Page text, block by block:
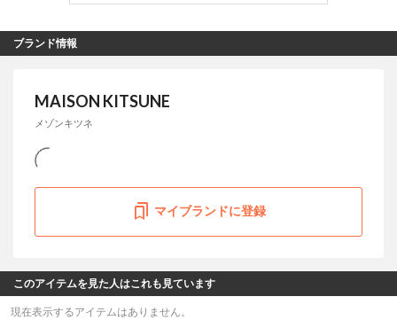
ブランド情報
MAISON KITSUNE
メゾンキツネ
マイブランドに登録
このアイテムを見た人はこれも見ています
現在表示するアイテムはありません。